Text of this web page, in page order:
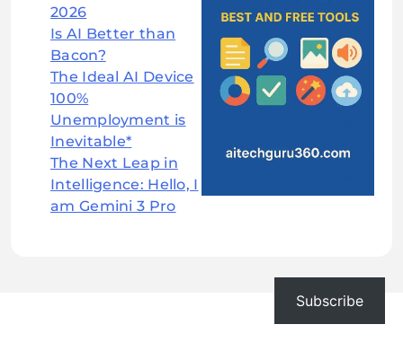
2026
Is AI Better than
Bacon?
The Ideal AI Device
100%
Unemployment is
Inevitable*
The Next Leap in
Intelligence: Hello, I
am Gemini 3 Pro
Subscribe